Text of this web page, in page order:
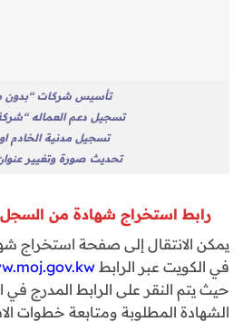
تأسيس شركات “بدون
تسجيل دعم العماله
تسجيل مدنية الخادم
تحديث صورة وتغيير
رابط استخراج شهادة من
يمكن الانتقال إلى صفحة استخراج
في الكويت عبر الرابط
حيث يتم النقر على الرابط المدرج في
الشهادة المطلوبة ومتابعة خطوات